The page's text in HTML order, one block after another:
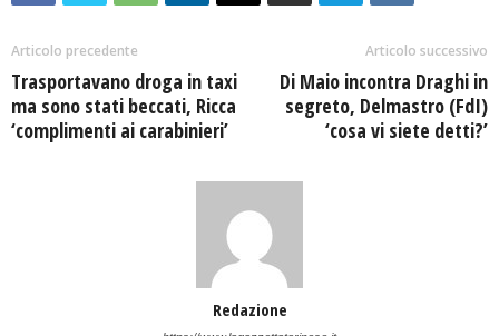
Articolo precedente
Trasportavano droga in taxi
ma sono stati beccati, Ricca
‘complimenti ai carabinieri’
Articolo successivo
Di Maio incontra Draghi in
segreto, Delmastro (FdI)
‘cosa vi siete detti?’
Redazione